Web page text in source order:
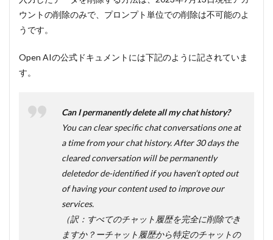
ウントの削除のみで、プロンプト単位での削除は不可能のよ
うです。
Open AIの公式ドキュメントには下記のように記されていま
す。
Can I permanently delete all my chat history?
You can clear specific chat conversations one at
a time from your chat history. After 30 days the
cleared conversation will be permanently
deletedor de-identified if you haven’t opted out
of having your content used to improve our
services.
（訳：すべてのチャット履歴を完全に削除でき
ますか？ーチャット履歴から特定のチャットの